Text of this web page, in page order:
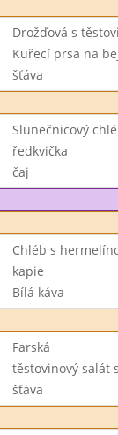
Drožďová s
Kuřecí prsa na
šťáva
Slunečnicový
ředkvička
čaj
Chléb s
kapie
Bílá káva
Farská
těstovinový salát
šťáva